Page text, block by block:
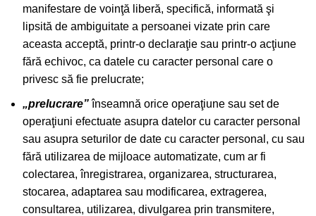
manifestare de voinţă liberă, specifică, informată şi
lipsită de ambiguitate a persoanei vizate prin care
aceasta acceptă, printr-o declaraţie sau printr-o acţiune
fără echivoc, ca datele cu caracter personal care o
privesc să fie prelucrate;
„prelucrare”înseamnă orice operaţiune sau set de
operaţiuni efectuate asupra datelor cu caracter personal
sau asupra seturilor de date cu caracter personal, cu sau
fără utilizarea de mijloace automatizate, cum ar fi
colectarea, înregistrarea, organizarea, structurarea,
stocarea, adaptarea sau modificarea, extragerea,
consultarea, utilizarea, divulgarea prin transmitere,